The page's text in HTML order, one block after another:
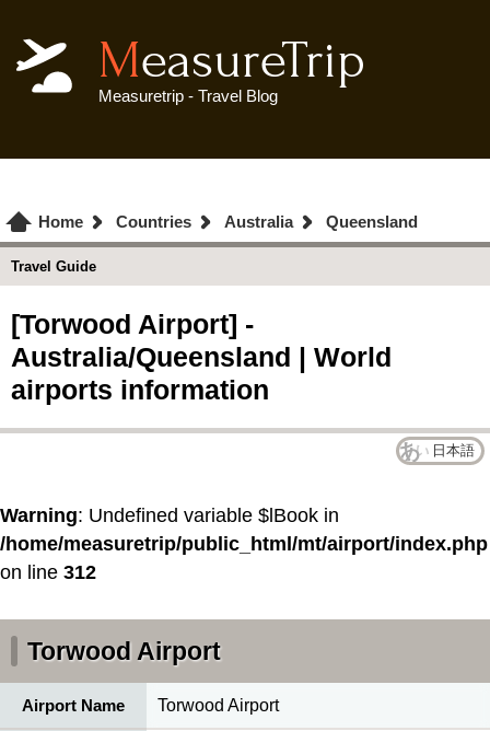
MeasureTrip
Measuretrip - Travel Blog
Home Countries Australia Queensland
Travel Guide
[Torwood Airport] -
Australia/Queensland | World
airports information
日本語
Warning: Undefined variable $lBook in
/home/measuretrip/public_html/mt/airport/index.php
on line 312
Torwood Airport
Airport Name Torwood Airport